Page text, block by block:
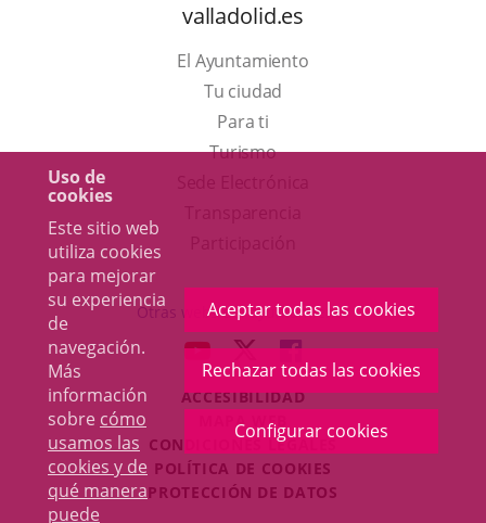
Uso de
cookies
Este sitio web
utiliza cookies
para mejorar
su experiencia
de
navegación.
Más
información
sobre cómo
usamos las
cookies y de
qué manera
puede
Aceptar todas las cookies
Rechazar todas las cookies
Configurar cookies
valladolid.es
El Ayuntamiento
Tu ciudad
Para ti
TurismoEste
una
ventana
nueva.
externa.
Otras webs del ayuntamiento
ENLACE
A
UNA
APLICACIÓN
EXTERNA.
ENLACE
A
UNA
APLICACIÓN
EXTERNA.
ENLACE
A
UNA
APLICACIÓN
EXTERNA.
ACCESIBILIDAD
MAPA WEB
CONDICIONES LEGALES
POLÍTICA DE COOKIES
PROTECCIÓN DE DATOS